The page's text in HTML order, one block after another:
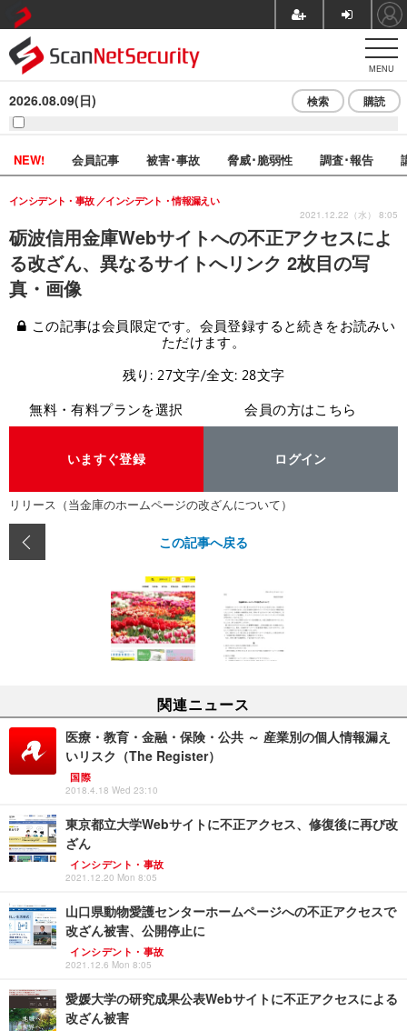
MENU
2026.08.09(日) 検索 購読
NEW! 会員記事 被害･事故 脅威･脆弱性 調査･報告
砺波信用金庫Webサイトへの不正アクセスによ
る改ざん、異なるサイトへリンク 2枚目の写
真・画像
インシデント・事故 インシデント・情報漏えい
2021.12.22（水） 8:05
この記事は会員限定です。会員登録すると続きをお読みい
ただけます。
残り: 27文字/全文: 28文字
無料・有料プランを選択
いますぐ登録
会員の方はこちら
ログイン
リリース（当金庫のホームページの改ざんについて）
この記事へ戻る
関連ニュース
医療・教育・金融・保険・公共 ～ 産業別の個人情報漏え
いリスク（The Register）
国際
2018.4.18 Wed 23:10
東京都立大学Webサイトに不正アクセス、修復後に再び改
ざん
インシデント・事故
2021.12.20 Mon 8:05
山口県動物愛護センターホームページへの不正アクセスで
改ざん被害、公開停止に
インシデント・事故
2021.12.6 Mon 8:05
愛媛大学の研究成果公表Webサイトに不正アクセスによる
改ざん被害